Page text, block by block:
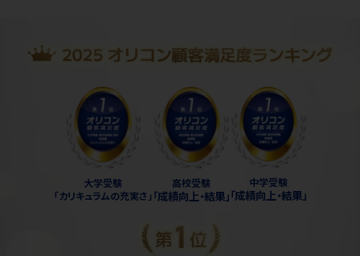
大学受験
「カリキュラムの充実さ」
高校受験
「成績向上・結果」
中学受験
「成績向上・結果」